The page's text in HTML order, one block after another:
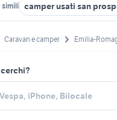
simili camper usati san
Caravan e camper Emilia-